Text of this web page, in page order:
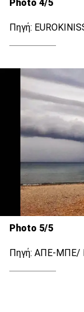
Photo 4/5
Πηγή:
Photo 5/5
Πηγή: ΑΠΕ-ΜΠΕ/